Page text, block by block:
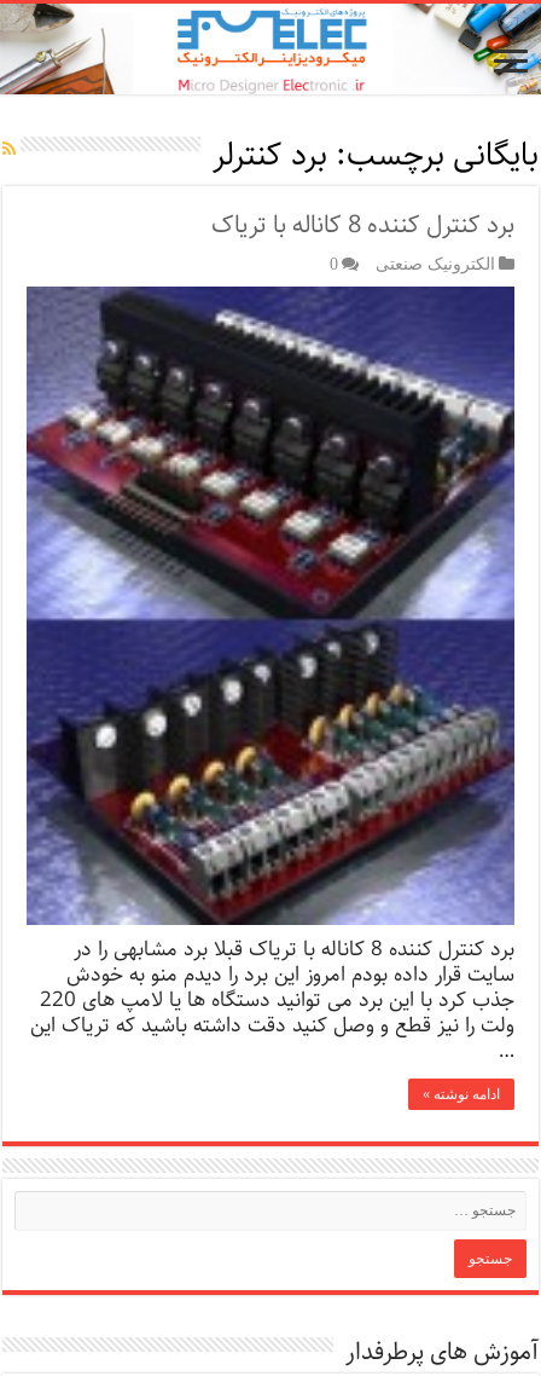
بایگانی برچسب: برد کنترلر
برد کنترل کننده 8 کاناله با تریاک
الکترونیک صنعتی 0
برد کنترل کننده 8 کاناله با تریاک قبلا برد مشابهی را در
سایت قرار داده بودم امروز این برد را دیدم منو به خودش
جذب کرد با این برد می توانید دستگاه ها یا لامپ های 220
ولت را نیز قطع و وصل کنید دقت داشته باشید که تریاک این
…
ادامه نوشته »
آموزش های پرطرفدار